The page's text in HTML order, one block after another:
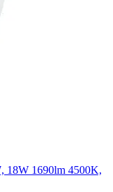
18W 1690lm 4500K,